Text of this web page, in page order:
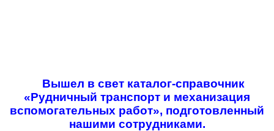
Вышел в свет каталог-справочник
«Рудничный транспорт и механизация
вспомогательных работ», подготовленный
нашими сотрудниками.